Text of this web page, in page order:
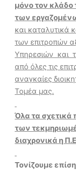
μόνο τον
των
και καταλυτικά
των επιτροπών
Υπηρεσιών και
από όλες τις
αναγκαίες
Τομέα μας.
Όλα τα σχετικά
των
διαχρονικά η
Τονίζουμε